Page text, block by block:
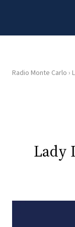
WEB
RADIO
Radio Monte Carlo ›
Lady